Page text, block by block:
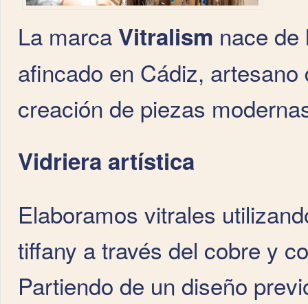
La marca Vitralism nace de
afincado en Cádiz,
creación de piezas
Vidriera artística
Elaboramos vitrales
tiffany a través del cobre y
Partiendo de un diseño